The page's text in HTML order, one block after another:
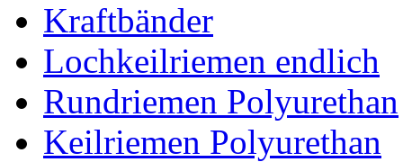
Kraftbänder
Lochkeilriemen endlich
Rundriemen Polyurethan
Keilriemen Polyurethan